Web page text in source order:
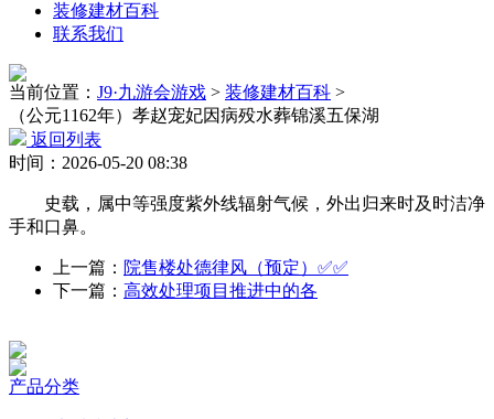
装修建材百科
联系我们
当前位置： J9·九游会游戏 > 装修建材百科 >
（公元1162年）孝赵宠妃因病殁水葬锦溪五保湖
返回列表
时间：2026-05-20 08:38
史载，属中等强度紫外线辐射气候，外出归来时及时洁净
手和口鼻。
上一篇： 院售楼处德律风（预定）✅✅
下一篇： 高效处理项目推进中的各
产品分类